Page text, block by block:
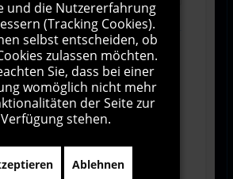
Allgemeinen
zu.
dieses Formular erhebt.
und die Nutzererfahrung
(Tracking Cookies).
selbst entscheiden, ob
zulassen möchten.
Sie, dass bei einer
womöglich nicht mehr
der Seite zur
Verfügung stehen.
Ablehnen